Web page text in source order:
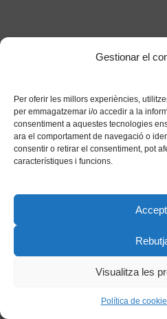
Gestionar el
Per oferir les millors experiències,
per emmagatzemar i/o accedir a la
consentiment a aquestes tecnologies
ara el comportament de navegació o
consentir o retirar el consentiment, pot
característiques i funcions.
Visualitza les
Política de